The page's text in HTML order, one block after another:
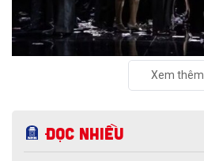
Xem thêm
Đọc nhiều